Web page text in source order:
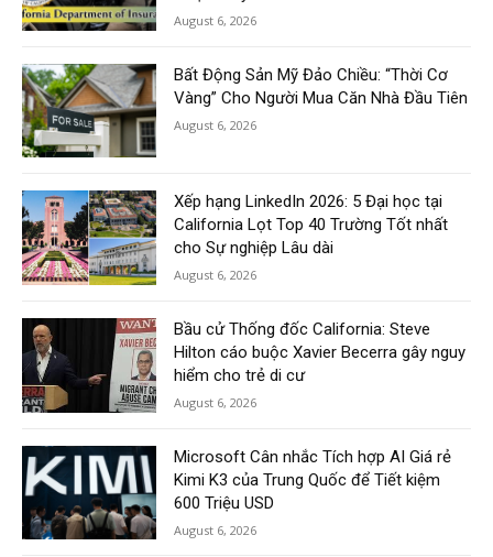
August 6, 2026
Bất Động Sản Mỹ Đảo Chiều: “Thời Cơ
Vàng” Cho Người Mua Căn Nhà Đầu Tiên
August 6, 2026
Xếp hạng LinkedIn 2026: 5 Đại học tại
California Lọt Top 40 Trường Tốt nhất
cho Sự nghiệp Lâu dài
August 6, 2026
Bầu cử Thống đốc California: Steve
Hilton cáo buộc Xavier Becerra gây nguy
hiểm cho trẻ di cư
August 6, 2026
Microsoft Cân nhắc Tích hợp AI Giá rẻ
Kimi K3 của Trung Quốc để Tiết kiệm
600 Triệu USD
August 6, 2026